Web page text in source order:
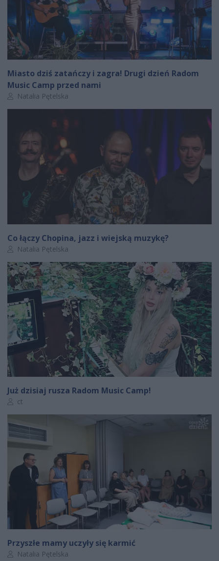
Miasto dziś zatańczy i zagra! Drugi dzień Radom
Music Camp przed nami
Autor artykułu:
Natalia Pętelska
Co łączy Chopina, jazz i wiejską muzykę?
Autor artykułu:
Natalia Pętelska
Już dzisiaj rusza Radom Music Camp!
Autor artykułu:
ct
Przyszłe mamy uczyły się karmić
Autor artykułu:
Natalia Pętelska